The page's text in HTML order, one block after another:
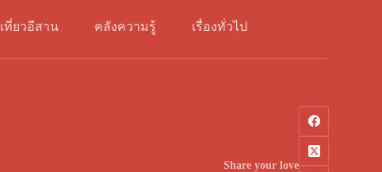
เที่ยวอีสาน คลังความรู้ เรื่องทั่วไป
Share your love